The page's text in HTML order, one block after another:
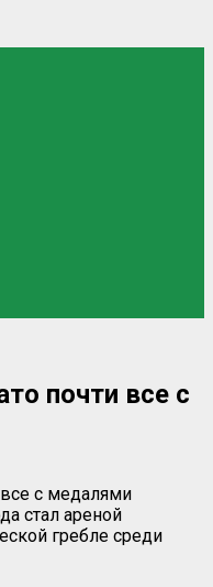
почти все с
стал ареной
гребле среди